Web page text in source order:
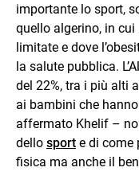
importante lo sport,
quello algerino, in
limitate e dove
la salute pubblica.
del 22%, tra i più alti
ai bambini che
affermato Khelif –
dello sport e di come
fisica ma anche il